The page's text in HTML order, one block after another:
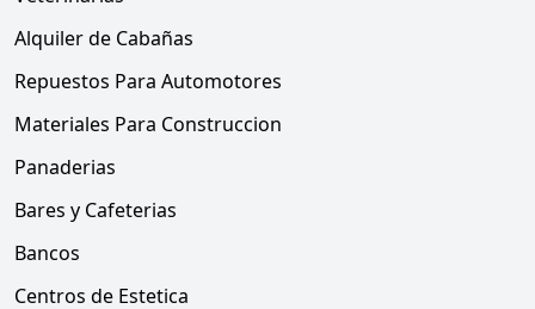
Alquiler de Cabañas
Repuestos Para Automotores
Materiales Para Construccion
Panaderias
Bares y Cafeterias
Bancos
Centros de Estetica